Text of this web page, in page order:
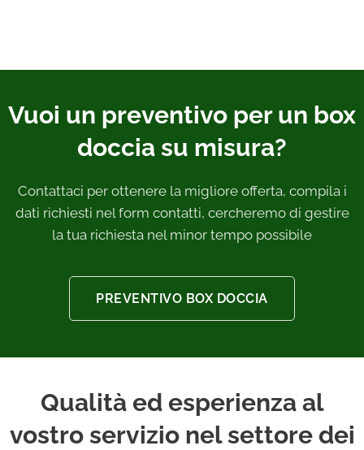
Vuoi un preventivo per un box
doccia su misura?
Contattaci per ottenere la migliore offerta, compila i
dati richiesti nel form contatti, cercheremo di gestire
la tua richiesta nel minor tempo possibile
PREVENTIVO BOX DOCCIA
Qualità ed esperienza al
vostro servizio nel settore dei